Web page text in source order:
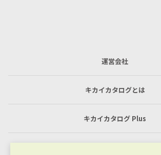
運営会社
キカイカタログとは
キカイカタログ Plus